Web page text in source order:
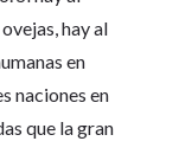
hay al
en
naciones en
que la gran